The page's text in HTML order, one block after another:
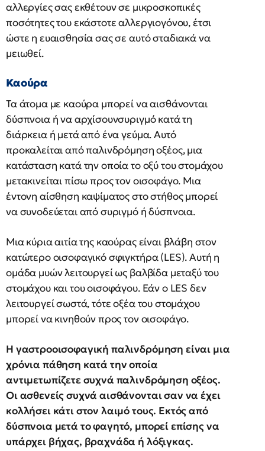
αλλεργίες σας εκθέτουν σε μικροσκοπικές
ποσότητες του εκάστοτε αλλεργιογόνου, έτσι
ώστε η ευαισθησία σας σε αυτό σταδιακά να
μειωθεί.
Καούρα
Τα άτομα με καούρα μπορεί να αισθάνονται
δύσπνοια ή να αρχίσουνσυριγμό κατά τη
διάρκεια ή μετά από ένα γεύμα. Αυτό
προκαλείται από παλινδρόμηση οξέος, μια
κατάσταση κατά την οποία το οξύ του στομάχου
μετακινείται πίσω προς τον οισοφάγο. Μια
έντονη αίσθηση καψίματος στο στήθος μπορεί
να συνοδεύεται από συριγμό ή δύσπνοια.
Μια κύρια αιτία της καούρας είναι βλάβη στον
κατώτερο οισοφαγικό σφιγκτήρα (LES). Αυτή η
ομάδα μυών λειτουργεί ως βαλβίδα μεταξύ του
στομάχου και του οισοφάγου. Εάν ο LES δεν
λειτουργεί σωστά, τότε οξέα του στομάχου
μπορεί να κινηθούν προς τον οισοφάγο.
Η γαστροοισοφαγική παλινδρόμηση είναι μια
χρόνια πάθηση κατά την οποία
αντιμετωπίζετε συχνά παλινδρόμηση οξέος.
Οι ασθενείς συχνά αισθάνονται σαν να έχει
κολλήσει κάτι στον λαιμό τους. Εκτός από
δύσπνοια μετά το φαγητό, μπορεί επίσης να
υπάρχει βήχας, βραχνάδα ή λόξιγκας.